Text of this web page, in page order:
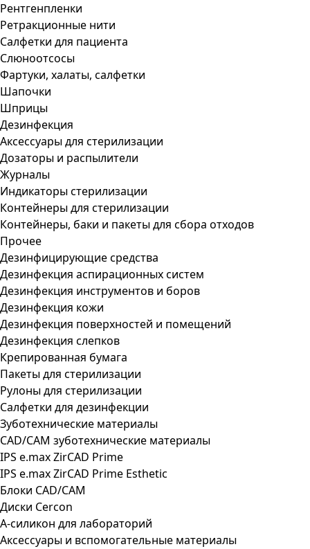
Рентгенпленки
Ретракционные нити
Салфетки для пациента
Слюноотсосы
Фартуки, халаты, салфетки
Шапочки
Шприцы
Дезинфекция
Аксессуары для стерилизации
Дозаторы и распылители
Журналы
Индикаторы стерилизации
Контейнеры для стерилизации
Контейнеры, баки и пакеты для сбора отходов
Прочее
Дезинфицирующие средства
Дезинфекция аспирационных систем
Дезинфекция инструментов и боров
Дезинфекция кожи
Дезинфекция поверхностей и помещений
Дезинфекция слепков
Крепированная бумага
Пакеты для стерилизации
Рулоны для стерилизации
Салфетки для дезинфекции
Зуботехнические материалы
CAD/CAM зуботехнические материалы
IPS e.max ZirCAD Prime
IPS e.max ZirCAD Prime Esthetic
Блоки CAD/CAM
Диски Cercon
А-силикон для лабораторий
Аксессуары и вспомогательные материалы